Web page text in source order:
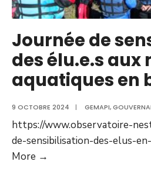
Journée de
des élu.e.s aux
aquatiques en
9 OCTOBRE 2024 | GEMAPI,
https://www.observatoire-
de-sensibilisation-des-elus-
More →